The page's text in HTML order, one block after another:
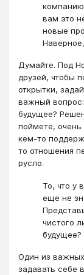
вам это
новые
Думайте. Под
друзей, чтобы
открытки,
важный
будущее?
поймете,
кем-то
то отношения
русло.
То, что у
еще не
чистого
будущее?
Один из
задавать себе